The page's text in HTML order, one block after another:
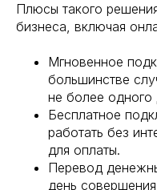
Плюсы такого
бизнеса, включая
Мгновенное
большинстве
не более одного
Бесплатное
работать без
для оплаты.
Перевод
день